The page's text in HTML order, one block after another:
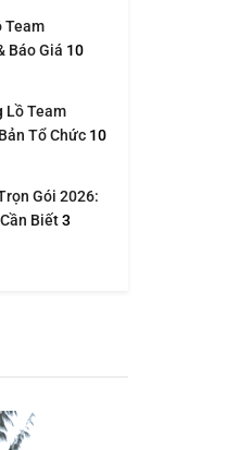
Team
Báo Giá 10
Lồ Team
Tổ Chức 10
Gói 2026:
Biết3